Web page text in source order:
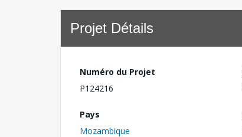
Projet Détails
Numéro du Projet
P124216
Pays
Mozambique